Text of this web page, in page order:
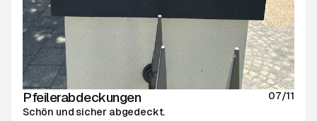
Pfeilerabdeckungen
07/11
Schön und sicher abgedeckt.